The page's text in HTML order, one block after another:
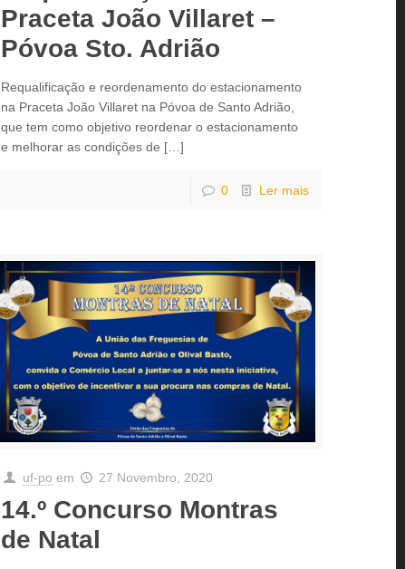
Praceta João Villaret –
Póvoa Sto. Adrião
Requalificação e reordenamento do estacionamento
na Praceta João Villaret na Póvoa de Santo Adrião,
que tem como objetivo reordenar o estacionamento
e melhorar as condições de […]
0 Ler mais
uf-po em 27 Novembro, 2020
14.º Concurso Montras
de Natal